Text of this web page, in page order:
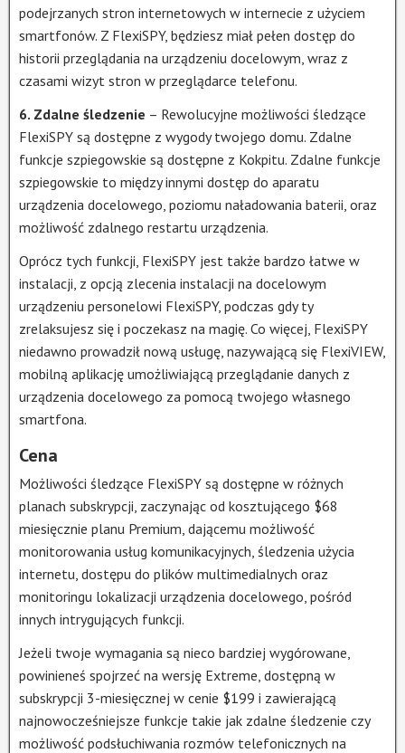
podejrzanych stron internetowych w internecie z użyciem
smartfonów. Z FlexiSPY, będziesz miał pełen dostęp do
historii przeglądania na urządzeniu docelowym, wraz z
czasami wizyt stron w przeglądarce telefonu.
6. Zdalne śledzenie – Rewolucyjne możliwości śledzące
FlexiSPY są dostępne z wygody twojego domu. Zdalne
funkcje szpiegowskie są dostępne z Kokpitu. Zdalne funkcje
szpiegowskie to między innymi dostęp do aparatu
urządzenia docelowego, poziomu naładowania baterii, oraz
możliwość zdalnego restartu urządzenia.
Oprócz tych funkcji, FlexiSPY jest także bardzo łatwe w
instalacji, z opcją zlecenia instalacji na docelowym
urządzeniu personelowi FlexiSPY, podczas gdy ty
zrelaksujesz się i poczekasz na magię. Co więcej, FlexiSPY
niedawno prowadził nową usługę, nazywającą się FlexiVIEW,
mobilną aplikację umożliwiającą przeglądanie danych z
urządzenia docelowego za pomocą twojego własnego
smartfona.
Cena
Możliwości śledzące FlexiSPY są dostępne w różnych
planach subskrypcji, zaczynając od kosztującego $68
miesięcznie planu Premium, dającemu możliwość
monitorowania usług komunikacyjnych, śledzenia użycia
internetu, dostępu do plików multimedialnych oraz
monitoringu lokalizacji urządzenia docelowego, pośród
innych intrygujących funkcji.
Jeżeli twoje wymagania są nieco bardziej wygórowane,
powinieneś spojrzeć na wersję Extreme, dostępną w
subskrypcji 3-miesięcznej w cenie $199 i zawierającą
najnowocześniejsze funkcje takie jak zdalne śledzenie czy
możliwość podsłuchiwania rozmów telefonicznych na